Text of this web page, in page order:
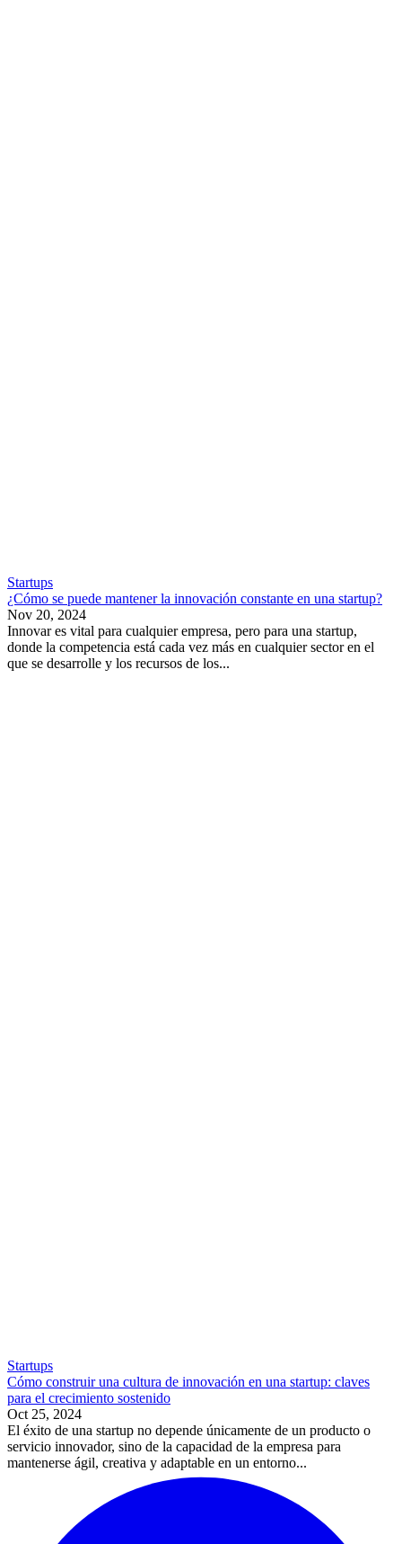
Startups
¿Cómo se puede mantener la innovación constante en una startup?
Nov 20, 2024
Innovar es vital para cualquier empresa, pero para una startup,
donde la competencia está cada vez más en cualquier sector en el
que se desarrolle y los recursos de los...
Startups
Cómo construir una cultura de innovación en una startup: claves
para el crecimiento sostenido
Oct 25, 2024
El éxito de una startup no depende únicamente de un producto o
servicio innovador, sino de la capacidad de la empresa para
mantenerse ágil, creativa y adaptable en un entorno...